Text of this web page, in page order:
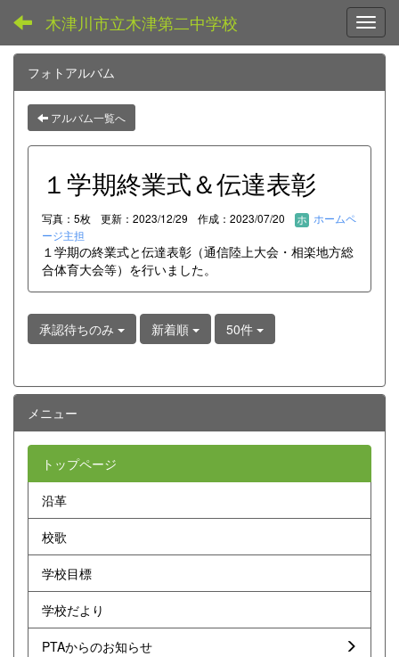
木津川市立木津第二中学校
フォトアルバム
アルバム一覧へ
１学期終業式＆伝達表彰
写真：5枚 更新：2023/12/29 作成：2023/07/20
ホームペ
ージ主担
１学期の終業式と伝達表彰（通信陸上大会・相楽地方総
合体育大会等）を行いました。
承認待ちのみ 新着順 50件
メニュー
トップページ
沿革
校歌
学校目標
学校だより
PTAからのお知らせ